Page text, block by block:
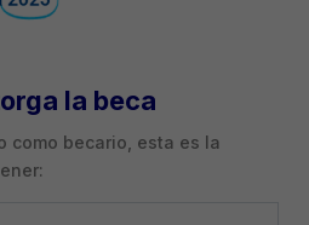
la beca
como becario, esta es la